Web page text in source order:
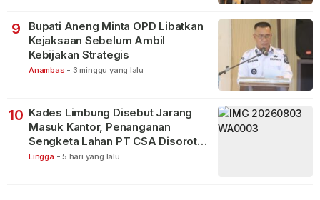
9
Bupati Aneng Minta OPD Libatkan
Kejaksaan Sebelum Ambil
Kebijakan Strategis
Anambas - 3 minggu yang lalu
10 Kades Limbung Disebut Jarang
Masuk Kantor, Penanganan
Sengketa Lahan PT CSA Disorot
Warga
Lingga - 5 hari yang lalu